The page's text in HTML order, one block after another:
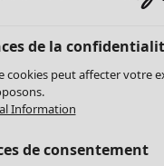
de la
cookies peut affecter votre
Information
de consentement